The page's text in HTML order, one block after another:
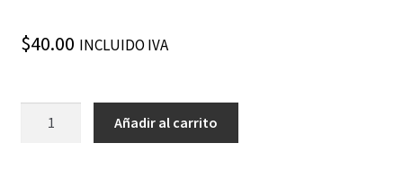
$40.00 INCLUIDO IVA
Añadir al carrito